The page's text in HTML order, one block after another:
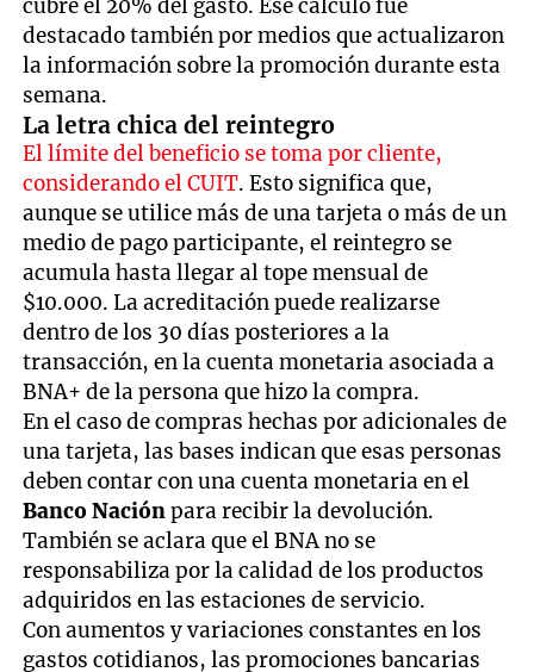
cubre el 20% del gasto. Ese cálculo fue
destacado también por medios que actualizaron
la información sobre la promoción durante esta
semana.
La letra chica del reintegro
El límite del beneficio se toma por cliente,
considerando el CUIT. Esto significa que,
aunque se utilice más de una tarjeta o más de un
medio de pago participante, el reintegro se
acumula hasta llegar al tope mensual de
$10.000. La acreditación puede realizarse
dentro de los 30 días posteriores a la
transacción, en la cuenta monetaria asociada a
BNA+ de la persona que hizo la compra.
En el caso de compras hechas por adicionales de
una tarjeta, las bases indican que esas personas
deben contar con una cuenta monetaria en el
Banco Naciónpara recibir la devolución.
También se aclara que el BNA no se
responsabiliza por la calidad de los productos
adquiridos en las estaciones de servicio.
Con aumentos y variaciones constantes en los
gastos cotidianos, las promociones bancarias